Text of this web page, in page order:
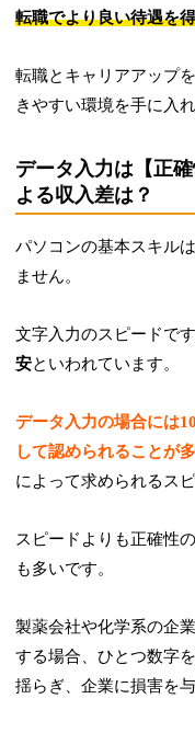
転職でより良い待遇を
転職とキャリアアップ
きやすい環境を手に入
データ入力は【正
よる収入差は？
パソコンの基本スキル
ません。
文字入力のスピードで
安といわれています。
データ入力の場合には
して認められることが
によって求められるス
スピードよりも正確性
も多いです。
製薬会社や化学系の企
する場合、ひとつ数字
揺らぎ、企業に損害を